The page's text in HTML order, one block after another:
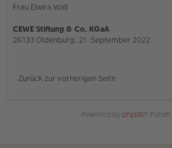
Frau Elwira Wall
CEWE Stiftung & Co. KGaA
26133 Oldenburg, 21. September 2022
Zurück zur vorherigen Seite
Powered by phpBB®